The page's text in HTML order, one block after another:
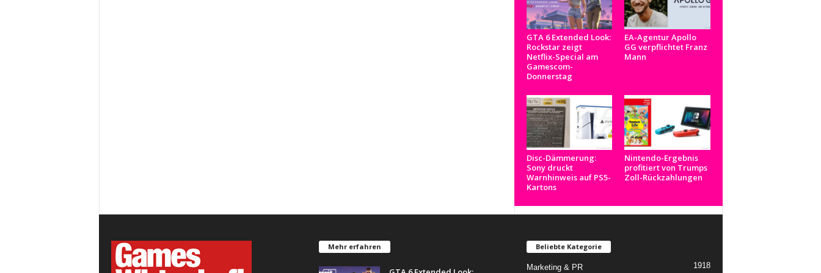
GTA 6 Extended Look:
Rockstar zeigt
Netflix-Special am
Gamescom-
Donnerstag
EA-Agentur Apollo
GG verpflichtet Franz
Mann
Disc-Dämmerung:
Sony druckt
Warnhinweis auf PS5-
Kartons
Nintendo-Ergebnis
profitiert von Trumps
Zoll-Rückzahlungen
Mehr erfahren Beliebte Kategorie
Marketing & PR 1918